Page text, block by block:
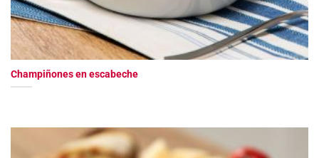
Champiñones en escabeche